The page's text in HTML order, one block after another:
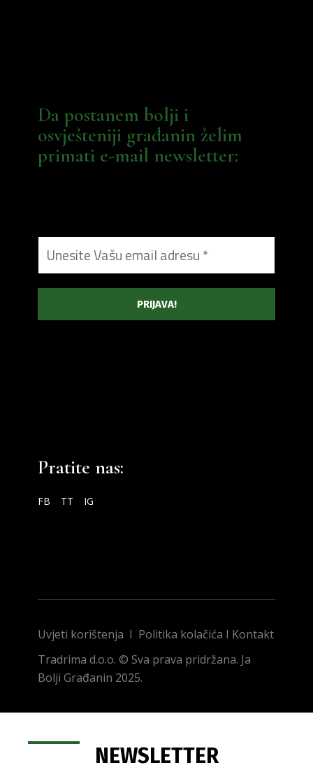
Da postanem bolji i
osvješteniji građanin želim
primati e-mail newsletter:
Pratite nas:
FB TT IG
Uvjeti korištenja I Politika kolačića I Kontakt
Tradrima d.o.o. © Sva prava pridržana. Ja
Bolji Građanin 2025.
NEWSLETTER